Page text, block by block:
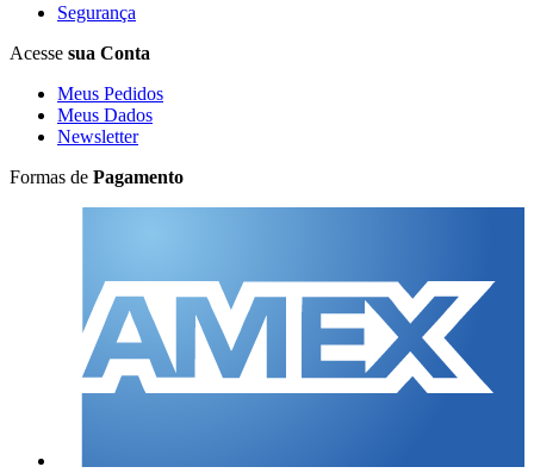
Segurança
Acesse sua Conta
Meus Pedidos
Meus Dados
Newsletter
Formas de Pagamento